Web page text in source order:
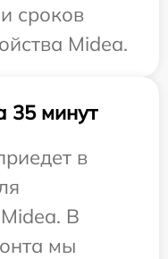
сроков
Midea.
35 минут
в
В
мы